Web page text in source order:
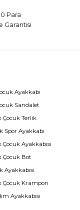
Para
Garantisi
Ayakkabı
Sandalet
Çocuk Terlik
Spor Ayakkabı
Çocuk Ayakkabısı
Çocuk Bot
Ayakkabısı
Çocuk Krampon
Ayakkabısı